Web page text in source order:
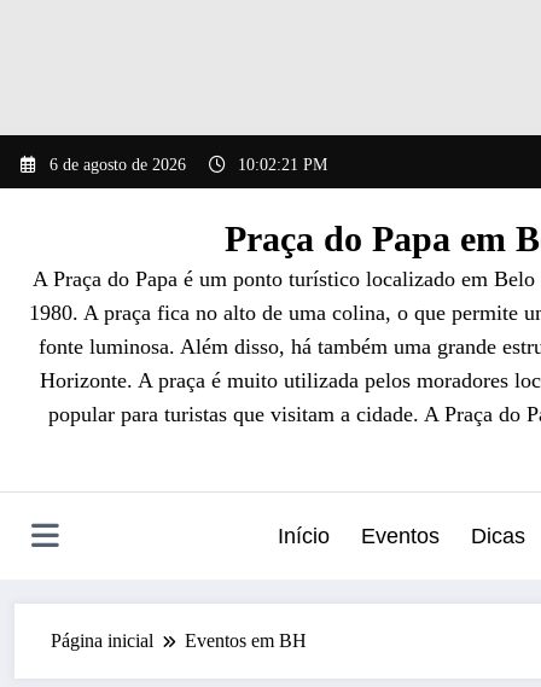
para
6 de agosto de 2026 10:02:22 PM
Praça do Papa em
A Praça do Papa é um ponto turístico localizado em
1980. A praça fica no alto de uma colina, o que permite
fonte luminosa. Além disso, há também uma grande
Horizonte. A praça é muito utilizada pelos moradores
popular para turistas que visitam a cidade. A Praça do
Início Eventos Dicas
Página inicial Eventos em BH